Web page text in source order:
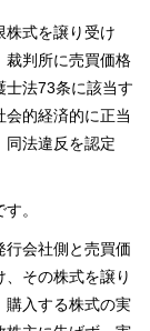
株式を譲り受け
裁判所に売買価格
士法73条に該当す
的経済的に正当
同法違反を認定
。
会社側と売買価
その株式を譲り
入する株式の実